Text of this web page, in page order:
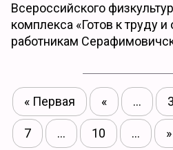
Всероссийского
комплекса «Готов к труду
работникам
« Первая « ... 3
7 ... 10 ... »